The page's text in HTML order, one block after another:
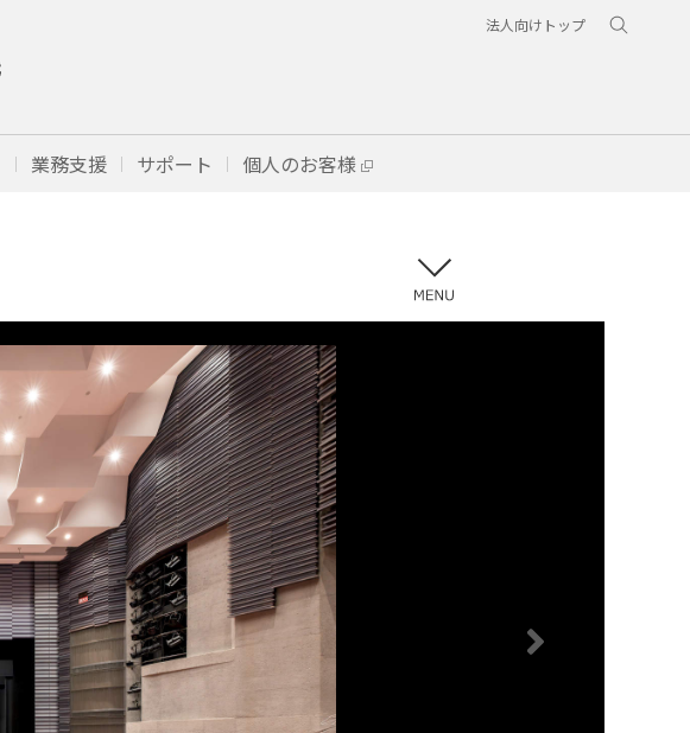
法人向けトップ
業務支援 サポート 個人のお客様